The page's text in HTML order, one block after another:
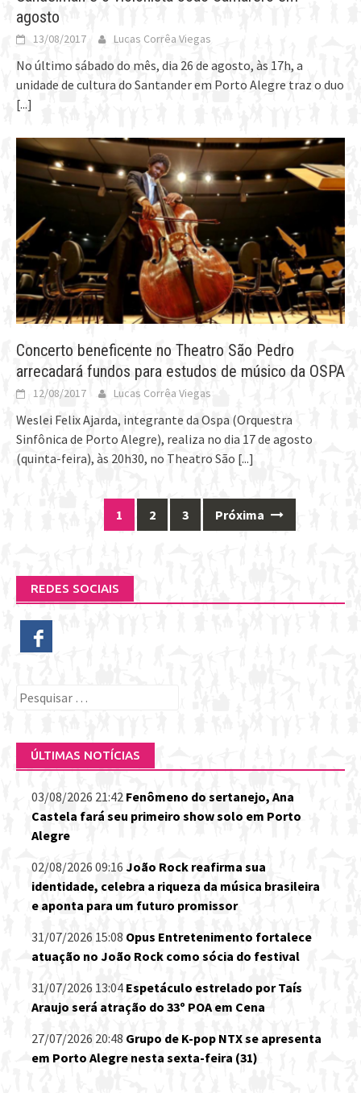
agosto
13/08/2017 Lucas Corrêa Viegas
No último sábado do mês, dia 26 de agosto, às 17h, a
unidade de cultura do Santander em Porto Alegre traz o duo
[...]
Concerto beneficente no Theatro São Pedro
arrecadará fundos para estudos de músico da OSPA
12/08/2017 Lucas Corrêa Viegas
Weslei Felix Ajarda, integrante da Ospa (Orquestra
Sinfônica de Porto Alegre), realiza no dia 17 de agosto
(quinta-feira), às 20h30, no Theatro São [...]
1 2 3 Próxima
REDES SOCIAIS
Pesquisar
ÚLTIMAS NOTÍCIAS
03/08/2026 21:42 Fenômeno do sertanejo, Ana
Castela fará seu primeiro show solo em Porto
Alegre
02/08/2026 09:16 João Rock reafirma sua
identidade, celebra a riqueza da música brasileira
e aponta para um futuro promissor
31/07/2026 15:08 Opus Entretenimento fortalece
atuação no João Rock como sócia do festival
31/07/2026 13:04 Espetáculo estrelado por Taís
Araujo será atração do 33º POA em Cena
27/07/2026 20:48 Grupo de K-pop NTX se apresenta
em Porto Alegre nesta sexta-feira (31)